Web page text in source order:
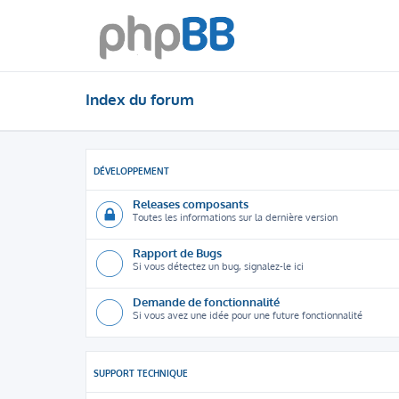
Index du forum
DÉVELOPPEMENT
Releases composants
Toutes les informations sur la dernière version
Rapport de Bugs
Si vous détectez un bug, signalez-le ici
Demande de fonctionnalité
Si vous avez une idée pour une future fonctionnalité
SUPPORT TECHNIQUE